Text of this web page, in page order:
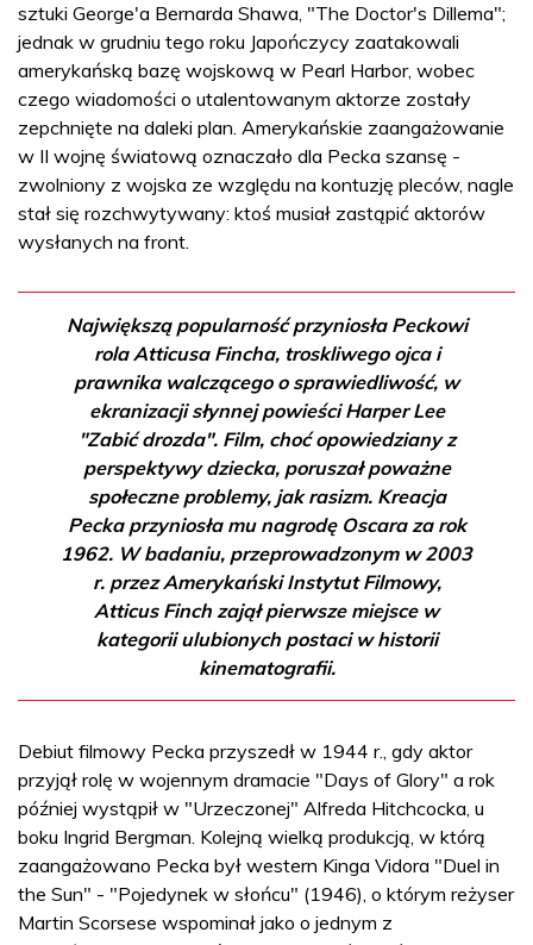
sztuki George'a Bernarda Shawa, "The Doctor's Dillema";
jednak w grudniu tego roku Japończycy zaatakowali
amerykańską bazę wojskową w Pearl Harbor, wobec
czego wiadomości o utalentowanym aktorze zostały
zepchnięte na daleki plan. Amerykańskie zaangażowanie
w II wojnę światową oznaczało dla Pecka szansę -
zwolniony z wojska ze względu na kontuzję pleców, nagle
stał się rozchwytywany: ktoś musiał zastąpić aktorów
wysłanych na front.
Największą popularność przyniosła Peckowi
rola Atticusa Fincha, troskliwego ojca i
prawnika walczącego o sprawiedliwość, w
ekranizacji słynnej powieści Harper Lee
"Zabić drozda". Film, choć opowiedziany z
perspektywy dziecka, poruszał poważne
społeczne problemy, jak rasizm. Kreacja
Pecka przyniosła mu nagrodę Oscara za rok
1962. W badaniu, przeprowadzonym w 2003
r. przez Amerykański Instytut Filmowy,
Atticus Finch zajął pierwsze miejsce w
kategorii ulubionych postaci w historii
kinematografii.
Debiut filmowy Pecka przyszedł w 1944 r., gdy aktor
przyjął rolę w wojennym dramacie "Days of Glory" a rok
później wystąpił w "Urzeczonej" Alfreda Hitchcocka, u
boku Ingrid Bergman. Kolejną wielką produkcją, w którą
zaangażowano Pecka był western Kinga Vidora "Duel in
the Sun" - "Pojedynek w słońcu" (1946), o którym reżyser
Martin Scorsese wspominał jako o jednym z